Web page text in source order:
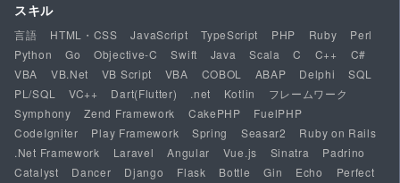
スキル
言語 HTML・CSS JavaScript TypeScript PHP Ruby
Perl
Python
Go Objective-C Swift Java Scala C C++
C#
VBA
VB.Net VB Script VBA COBOL ABAP Delphi
SQL
PL/SQL
VC++ Dart(Flutter) .net Kotlin
フレームワーク
Symphony
Zend Framework CakePHP
FuelPHP
CodeIgniter
Play Framework Spring Seasar2
Ruby on Rails
.Net Framework
Laravel Angular Vue.js Sinatra
Padrino
Catalyst
Dancer Django Flask Bottle Gin Echo
Perfect